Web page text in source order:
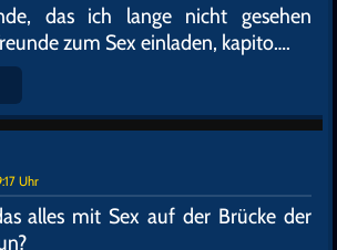
schon ich wär krank. Geht mir
wir mal ne kurze Pause einlegen.
das wir weg sind…kümmert er sich
um sich selbst…